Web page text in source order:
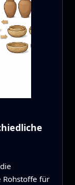
Rohstoffe für